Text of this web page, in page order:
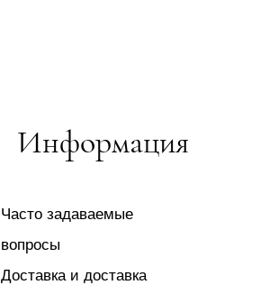
Информация
Часто задаваемые
вопросы
Доставка и доставка